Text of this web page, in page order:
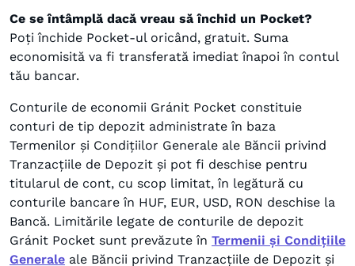
Ce se întâmplă dacă vreau să închid un Pocket?
Poți închide Pocket-ul oricând, gratuit. Suma
economisită va fi transferată imediat înapoi în contul
tău bancar.
Conturile de economii Gránit Pocket constituie
conturi de tip depozit administrate în baza
Termenilor și Condițiilor Generale ale Băncii privind
Tranzacțiile de Depozit și pot fi deschise pentru
titularul de cont, cu scop limitat, în legătură cu
conturile bancare în HUF, EUR, USD, RON deschise la
Bancă. Limitările legate de conturile de depozit
Gránit Pocket sunt prevăzute în Termenii și Condițiile
Generale ale Băncii privind Tranzacțiile de Depozit și